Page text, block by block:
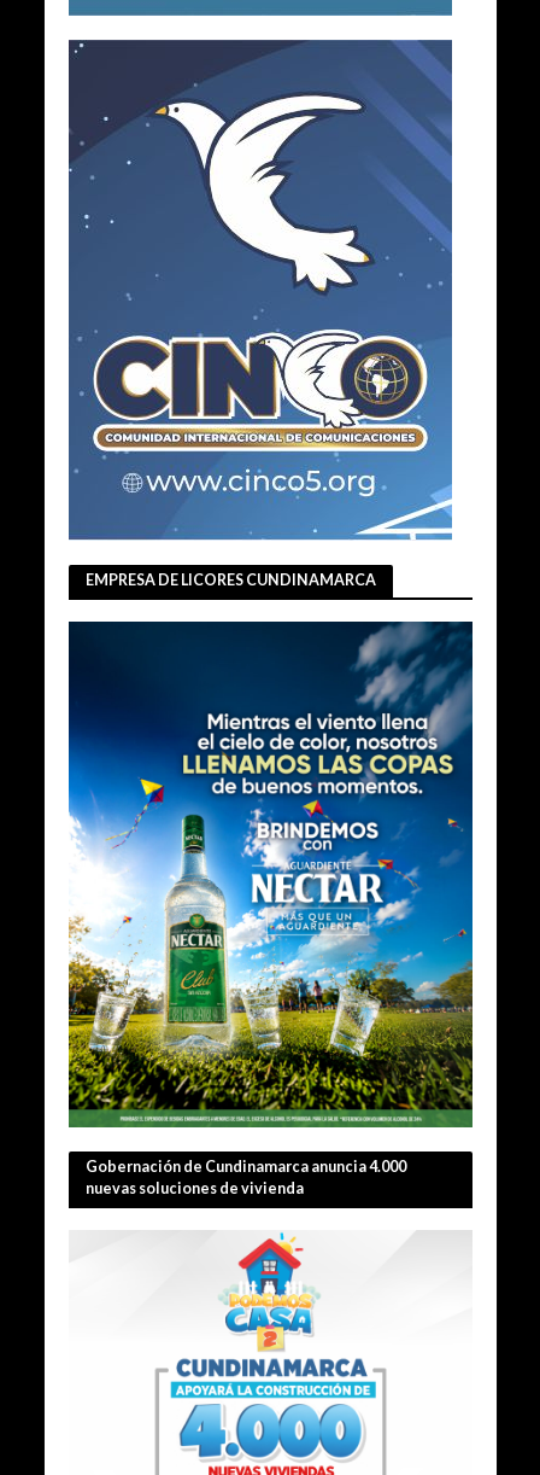
EMPRESA DE LICORES CUNDINAMARCA
Gobernación de Cundinamarca anuncia 4.000
nuevas soluciones de vivienda